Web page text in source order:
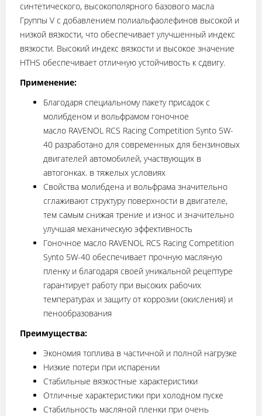
синтетического, высокополярного базового масла
Группы V с добавлением полиальфаолефинов высокой и
низкой вязкости, что обеспечивает улучшенный индекс
вязкости. Высокий индекс вязкости и высокое значение
HTHS обеспечивает отличную устойчивость к сдвигу.
Применение:
Благодаря специальному пакету присадок с
молибденом и вольфрамом гоночное
масло RAVENOL RCS Racing Competition Synto 5W-
40 разработано для современных для бензиновых
двигателей автомобилей, участвующих в
автогонках. в тяжелых условиях
Свойства молибдена и вольфрама значительно
сглаживают структуру поверхности в двигателе,
тем самым снижая трение и износ и значительно
улучшая механическую эффективность
Гоночное масло RAVENOL RCS Racing Competition
Synto 5W-40 обеспечивает прочную масляную
пленку и благодаря своей уникальной рецептуре
гарантирует работу при высоких рабочих
температурах и защиту от коррозии (окисления) и
пенообразования
Преимущества:
Экономия топлива в частичной и полной нагрузке
Низкие потери при испарении
Стабильные вязкостные характеристики
Отличные характеристики при холодном пуске
Стабильность масляной пленки при очень